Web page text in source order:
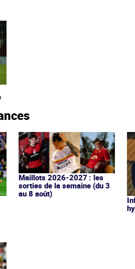
Maillots 2026-2027 : les
sorties de la semaine (du 3
au 8 août)